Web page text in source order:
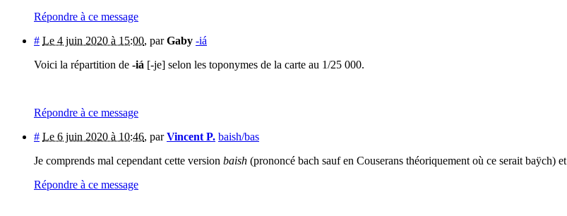
Répondre à ce message
# Le 4 juin 2020 à 15:00, parGaby -iá
Voici la répartition de -iá [-je] selon les toponymes de la carte au 1/25 000.
Répondre à ce message
# Le 6 juin 2020 à 10:46, parVincent P. baish/bas
Je comprends mal cependant cette version baish (prononcé bach sauf en Couserans théoriquement où ce serait baÿch) et
Répondre à ce message